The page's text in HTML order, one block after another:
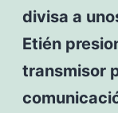
divisa a
Etién
transmisor